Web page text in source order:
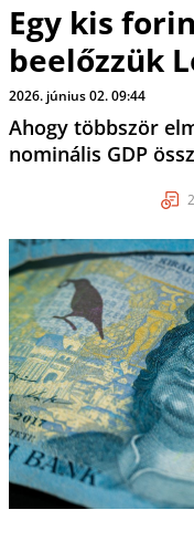
Egy kis
beelőzzük
2026. június 02. 09:44
Ahogy többször
nominális GDP
2